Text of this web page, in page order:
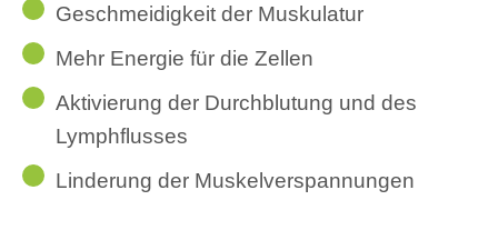
Geschmeidigkeit der Muskulatur
Mehr Energie für die Zellen
Aktivierung der Durchblutung und des
Lymphflusses
Linderung der Muskelverspannungen